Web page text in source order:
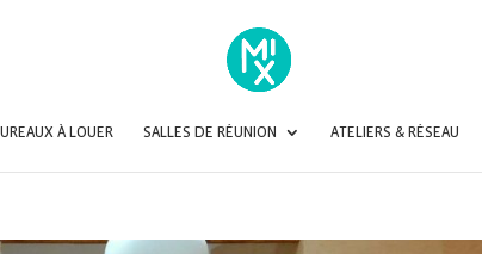
À LOUER SALLES DE RÉUNION ATELIERS & RÉSEAU